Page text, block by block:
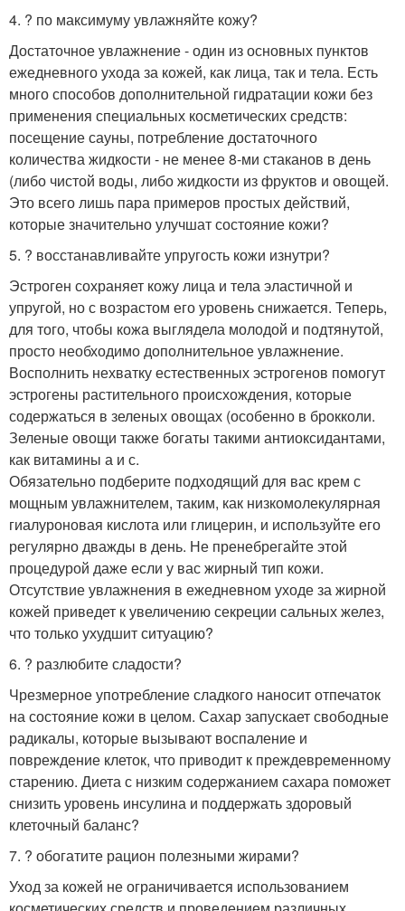
4. ? по максимуму увлажняйте кожу?
Достаточное увлажнение - один из основных пунктов
ежедневного ухода за кожей, как лица, так и тела. Есть
много способов дополнительной гидратации кожи без
применения специальных косметических средств:
посещение сауны, потребление достаточного
количества жидкости - не менее 8-ми стаканов в день
(либо чистой воды, либо жидкости из фруктов и овощей.
Это всего лишь пара примеров простых действий,
которые значительно улучшат состояние кожи?
5. ? восстанавливайте упругость кожи изнутри?
Эстроген сохраняет кожу лица и тела эластичной и
упругой, но с возрастом его уровень снижается. Теперь,
для того, чтобы кожа выглядела молодой и подтянутой,
просто необходимо дополнительное увлажнение.
Восполнить нехватку естественных эстрогенов помогут
эстрогены растительного происхождения, которые
содержаться в зеленых овощах (особенно в брокколи.
Зеленые овощи также богаты такими антиоксидантами,
как витамины а и с.
Обязательно подберите подходящий для вас крем с
мощным увлажнителем, таким, как низкомолекулярная
гиалуроновая кислота или глицерин, и используйте его
регулярно дважды в день. Не пренебрегайте этой
процедурой даже если у вас жирный тип кожи.
Отсутствие увлажнения в ежедневном уходе за жирной
кожей приведет к увеличению секреции сальных желез,
что только ухудшит ситуацию?
6. ? разлюбите сладости?
Чрезмерное употребление сладкого наносит отпечаток
на состояние кожи в целом. Сахар запускает свободные
радикалы, которые вызывают воспаление и
повреждение клеток, что приводит к преждевременному
старению. Диета с низким содержанием сахара поможет
снизить уровень инсулина и поддержать здоровый
клеточный баланс?
7. ? обогатите рацион полезными жирами?
Уход за кожей не ограничивается использованием